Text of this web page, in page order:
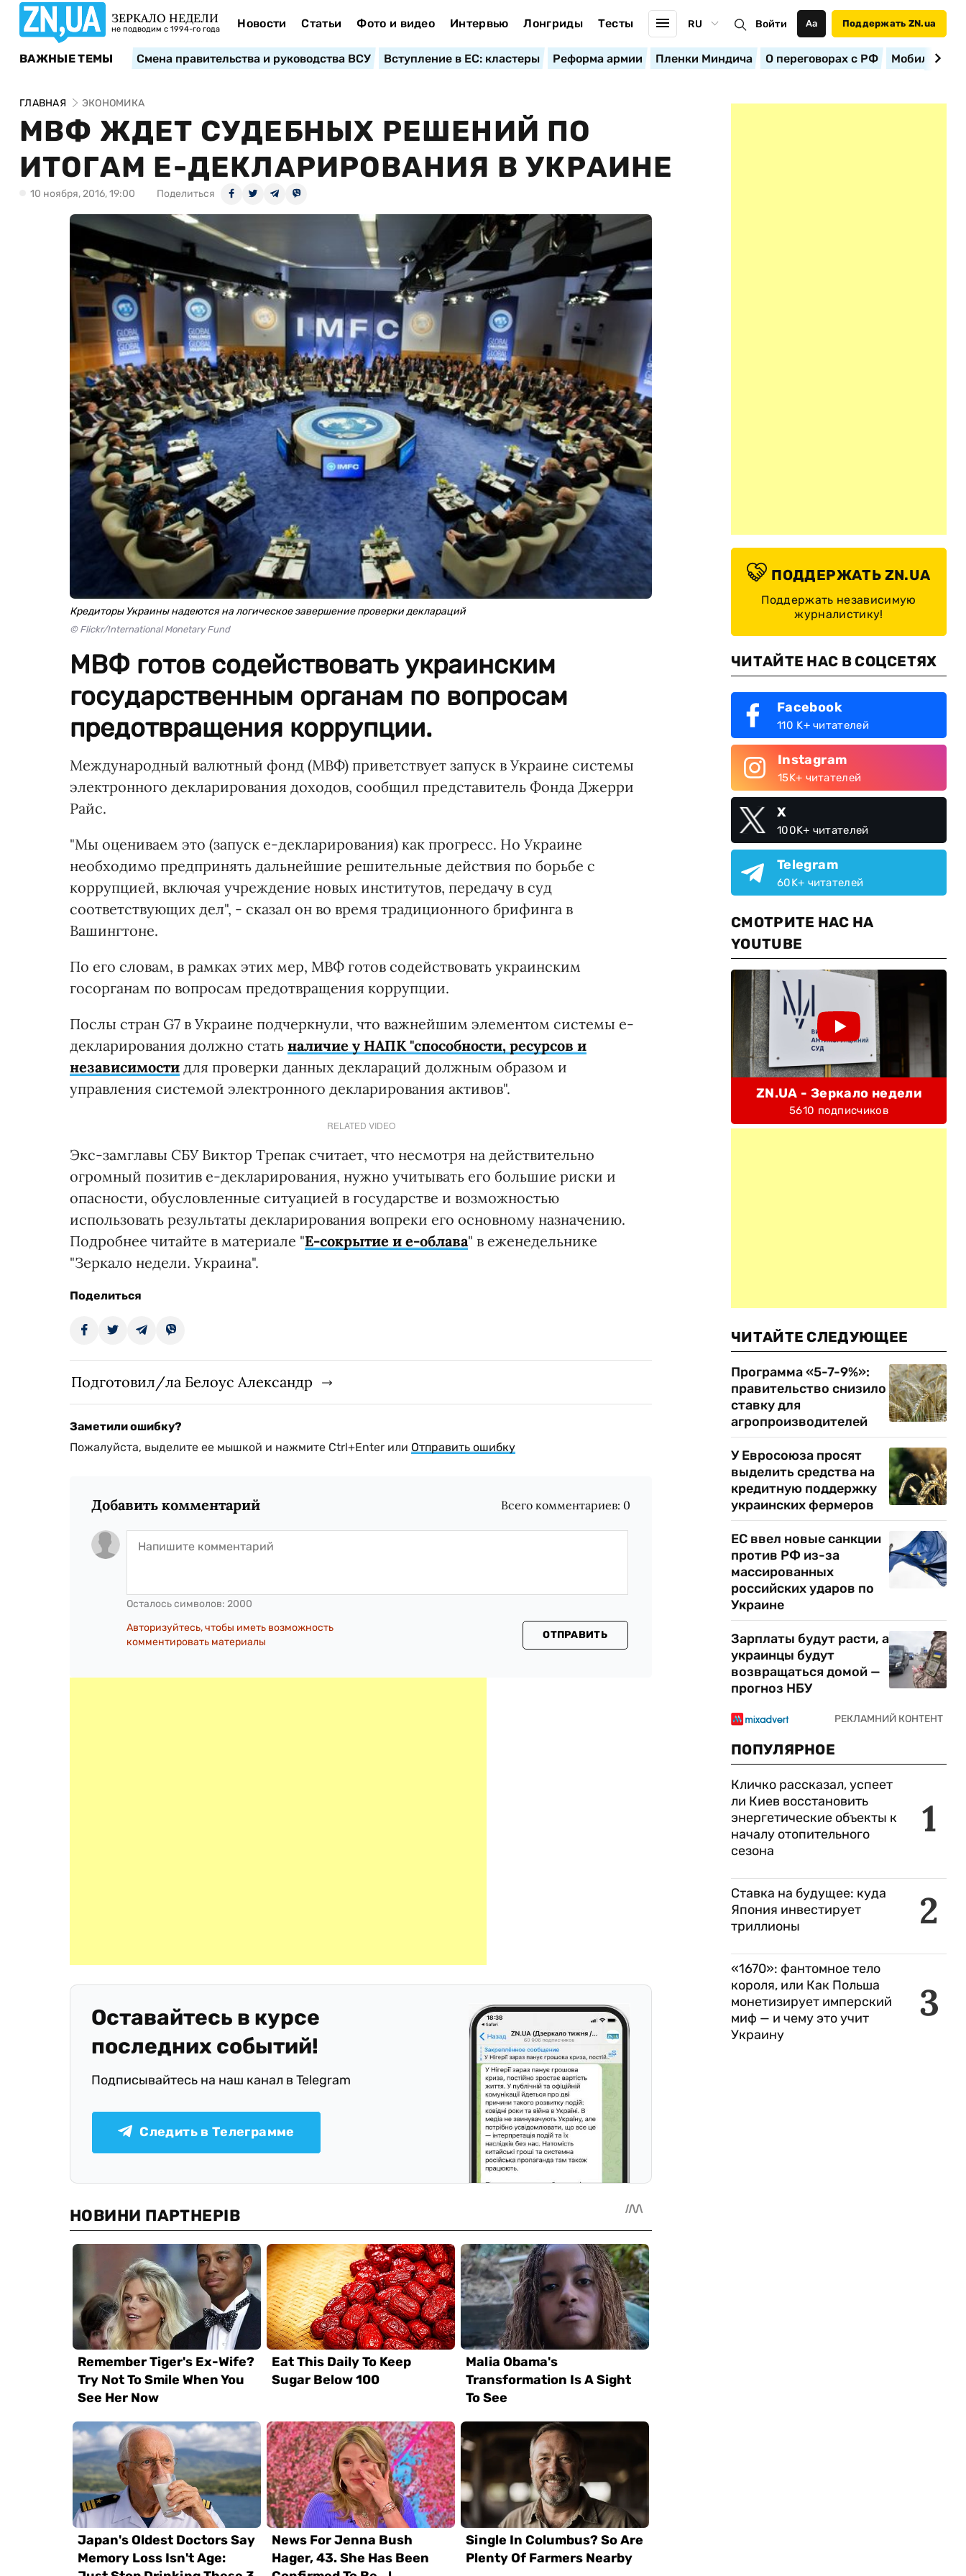
ЗЕРКАЛО НЕДЕЛИ
не подводим с 1994-го года Новости Статьи Фото и видео Интервью Лонгриды Тесты RU Войти Аа Поддержать ZN.ua
ВАЖНЫЕ ТЕМЫ Смена правительства и руководства ВСУ Вступление в ЕС: кластеры Реформа армии Пленки Миндича О переговорах с РФ
ГЛАВНАЯ ЭКОНОМИКА
МВФ ЖДЕТ СУДЕБНЫХ РЕШЕНИЙ ПО
ИТОГАМ Е-ДЕКЛАРИРОВАНИЯ В УКРАИНЕ
10 ноября, 2016, 19:00 Поделиться
Кредиторы Украины надеются на логическое завершение проверки деклараций
© Flickr/International Monetary Fund
МВФ готов содействовать украинским
государственным органам по вопросам
предотвращения коррупции.
Международный валютный фонд (МВФ) приветствует запуск в Украине системы
электронного декларирования доходов, сообщил представитель Фонда Джерри
Райс.
"Мы оцениваем это (запуск е-декларирования) как прогресс. Но Украине
необходимо предпринять дальнейшие решительные действия по борьбе с
коррупцией, включая учреждение новых институтов, передачу в суд
соответствующих дел", - сказал он во время традиционного брифинга в
Вашингтоне.
По его словам, в рамках этих мер, МВФ готов содействовать украинским
госорганам по вопросам предотвращения коррупции.
Послы стран G7 в Украине подчеркнули, что важнейшим элементом системы е-
декларирования должно стать наличие у НАПК "способности, ресурсов и
независимости для проверки данных деклараций должным образом и
управления системой электронного декларирования активов".
RELATED VIDEO
Экс-замглавы СБУ Виктор Трепак считает, что несмотря на действительно
огромный позитив е-декларирования, нужно учитывать его большие риски и
опасности, обусловленные ситуацией в государстве и возможностью
использовать результаты декларирования вопреки его основному назначению.
Подробнее читайте в материале "Е-сокрытие и е-облава" в еженедельнике
"Зеркало недели. Украина".
Поделиться
Подготовил/ла Белоус Александр
Заметили ошибку?
Пожалуйста, выделите ее мышкой и нажмите Ctrl+Enter или Отправить ошибку
Добавить комментарий Всего комментариев: 0
Осталось символов: 2000
Авторизуйтесь, чтобы иметь возможность
комментировать материалы
ОТПРАВИТЬ
Оставайтесь в курсе
последних событий!
Подписывайтесь на наш канал в Telegram
Следить в Телеграмме
ПОДДЕРЖАТЬ ZN.UA
Поддержать независимую
журналистику!
ЧИТАЙТЕ НАС В СОЦСЕТЯХ
Facebook
110 K+ читателей
Instagram
15K+ читателей
X
100K+ читателей
Telegram
60K+ читателей
СМОТРИТЕ НАС НА
YOUTUBE
ZN.UA - Зеркало недели
5610 подписчиков
ЧИТАЙТЕ СЛЕДУЮЩЕЕ
Программа «5-7-9%»:
правительство снизило
ставку для
агропроизводителей
У Евросоюза просят
выделить средства на
кредитную поддержку
украинских фермеров
ЕС ввел новые санкции
против РФ из-за
массированных
российских ударов по
Украине
Зарплаты будут расти, а
украинцы будут
возвращаться домой —
прогноз НБУ
ПОПУЛЯРНОЕ
1
Кличко рассказал, успеет
ли Киев восстановить
энергетические объекты к
началу отопительного
сезона
2
Ставка на будущее: куда
Япония инвестирует
триллионы
3
«1670»: фантомное тело
короля, или Как Польша
монетизирует имперский
миф — и чему это учит
Украину